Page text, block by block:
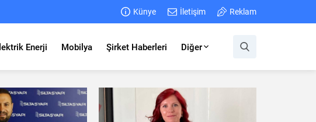
Künye İletişim Reklam
Enerji Mobilya Şirket Haberleri Diğer